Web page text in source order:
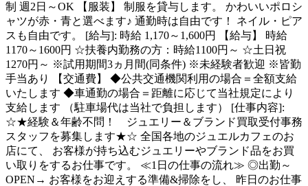
制 週2日～OK 【服装】 制服を貸与します。 かわいいポロシ
ャツが赤・青と選べます♪ 通勤時は自由です！ ネイル・ピア
スも自由です。 [給与]: 時給 1,170～1,600円 【給与】 時給
1170～1600円 ☆扶養内勤務の方：時給1100円～ ☆土日祝
1270円～ ※試用期間3ヵ月間(同条件) ※未経験者歓迎 ※皆勤
手当あり 【交通費】 ◆公共交通機関利用の場合＝全額支給
いたします ◆車通勤の場合＝距離に応じて当社規定により
支給します （駐車場代は当社で負担します） [仕事内容]:
☆★経験＆年齢不問！ ジュエリー＆ブランド買取受付事務
スタッフを募集します★☆ 全国各地のジュエルカフェのお
店にて、 お客様が持ち込むジュエリーやブランド品をお買
い取りをするお仕事です。 ≪1日の仕事の流れ≫ ◎出勤～
OPEN→ お客様をお迎えする準備&掃除をし、 昨日のお仕事